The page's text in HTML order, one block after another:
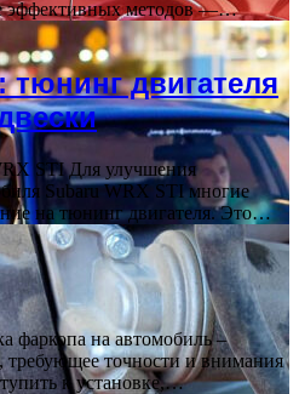
эффективных методов —…
тюнинг двигателя
STI Для улучшения
Subaru WRX STI многие
на тюнинг двигателя. Это…
фаркопа на автомобиль –
требующее точности и внимания
к установке,…